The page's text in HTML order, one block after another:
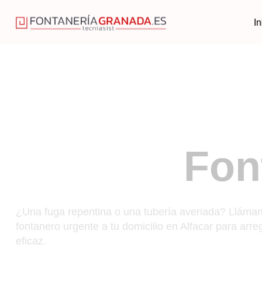
¿Una fuga repentina o una tubería averiada?
fontanero urgente a tu domicilio en Alfacar para
eficaz.